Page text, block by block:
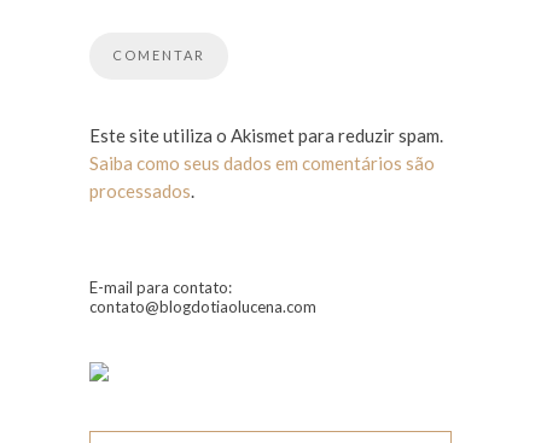
Este site utiliza o Akismet para reduzir spam.
Saiba como seus dados em comentários são
processados.
E-mail para contato:
contato@blogdotiaolucena.com